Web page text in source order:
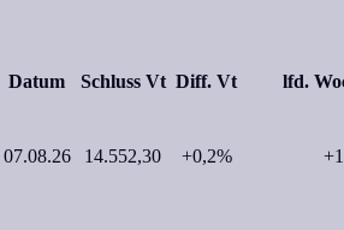
Datum Schluss Vt Diff. Vt lfd.
07.08.26 14.552,30 +0,2%